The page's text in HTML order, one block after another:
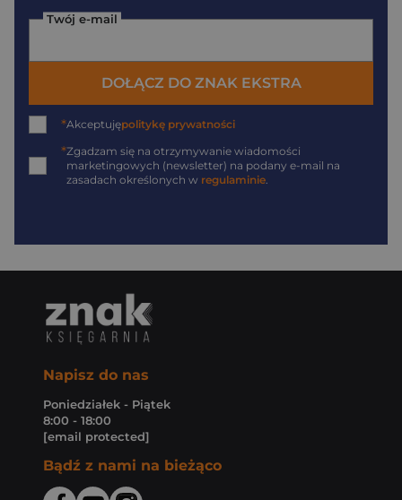
Twój e-mail
DOŁĄCZ DO ZNAK EKSTRA
*Akceptujępolitykę prywatności
*Zgadzam się na otrzymywanie wiadomości
marketingowych (newsletter) na podany e-mail na
zasadach określonych w regulaminie.
Napisz do nas
Poniedziałek - Piątek
8:00 - 18:00
[email protected]
Bądź z nami na bieżąco